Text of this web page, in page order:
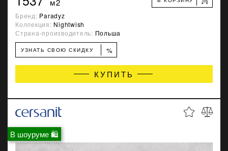
Бренд: Paradyz
Коллекция: Nightwish
Страна-производитель: Польша
УЗНАТЬ СВОЮ СКИДКУ %
КУПИТЬ
В шоуруме 🛍